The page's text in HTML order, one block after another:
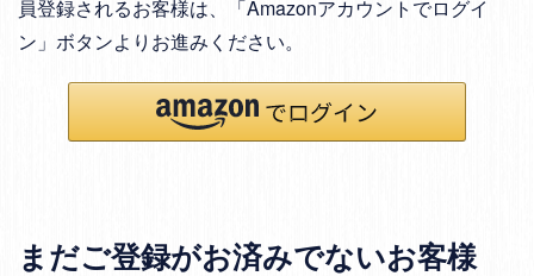
員登録されるお客様は、「Amazonアカウントでログイ
ン」ボタンよりお進みください。
まだご登録がお済みでないお客様